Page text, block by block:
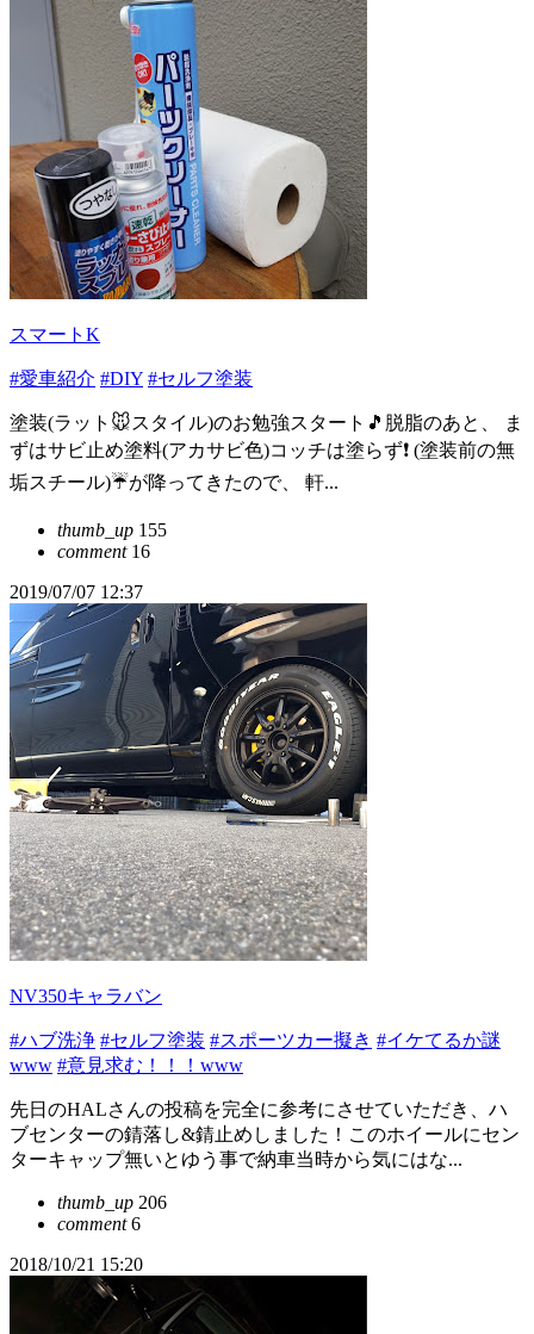
スマートK
#愛車紹介 #DIY #セルフ塗装
塗装(ラット🐭スタイル)のお勉強スタート🎵脱脂のあと、 ま
ずはサビ止め塗料(アカサビ色)コッチは塗らず❗ (塗装前の無
垢スチール)☔が降ってきたので、 軒...
thumb_up 155
comment16
2019/07/07 12:37
NV350キャラバン
#ハブ洗浄 #セルフ塗装 #スポーツカー擬き #イケてるか謎
www #意見求む！！！www
先日のHALさんの投稿を完全に参考にさせていただき、ハ
ブセンターの錆落し&錆止めしました！このホイールにセン
ターキャップ無いとゆう事で納車当時から気にはな...
thumb_up 206
comment6
2018/10/21 15:20